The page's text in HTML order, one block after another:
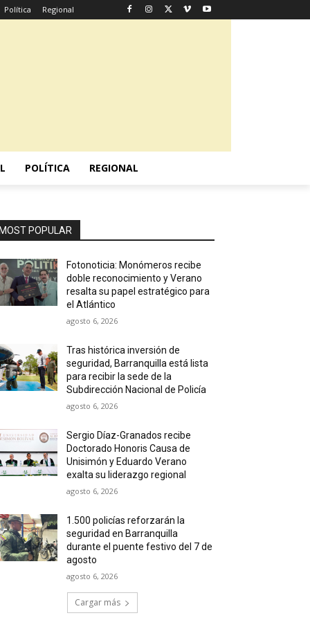
Política Regional
POLÍTICA REGIONAL
MOST POPULAR
Fotonoticia: Monómeros recibe
doble reconocimiento y Verano
resalta su papel estratégico para
el Atlántico
agosto 6, 2026
Tras histórica inversión de
seguridad, Barranquilla está lista
para recibir la sede de la
Subdirección Nacional de Policía
agosto 6, 2026
Sergio Díaz-Granados recibe
Doctorado Honoris Causa de
Unisimón y Eduardo Verano
exalta su liderazgo regional
agosto 6, 2026
1.500 policías reforzarán la
seguridad en Barranquilla
durante el puente festivo del 7 de
agosto
agosto 6, 2026
Cargar más